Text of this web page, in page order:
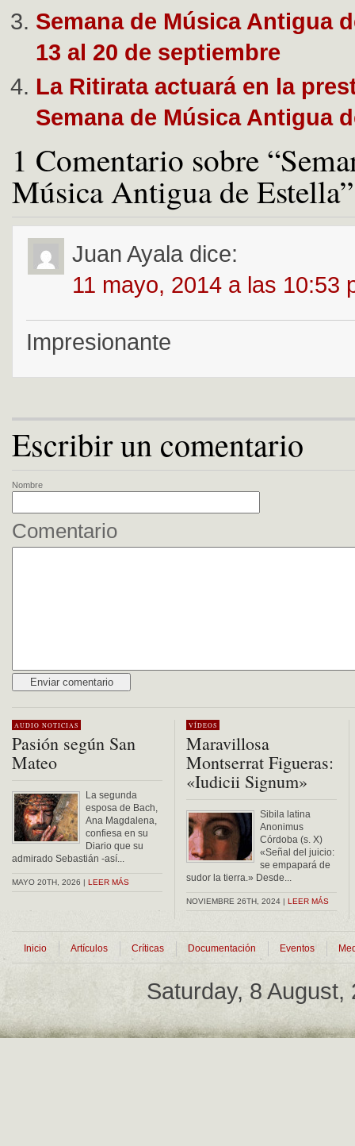
Semana de Música Antigua
13 al 20 de septiembre
La Ritirata actuará en la
Semana de Música Antigua
1 Comentario sobre
Música Antigua de Estella”
Juan Ayala dice:
11 mayo, 2014 a las 10:53
Impresionante
Escribir un comentario
Nombre
Comentario
AUDIO NOTICIAS
Pasión según San
Mateo
La segunda
esposa de Bach,
Ana Magdalena,
confiesa en su
Diario que su
admirado Sebastián -así...
MAYO 20TH, 2026 | LEER MÁS
VÍDEOS
Maravillosa
Montserrat Figueras:
«Iudicii Signum»
Sibila latina
Anonimus
Córdoba (s. X)
«Señal del juicio:
se empapará de
sudor la tierra.» Desde...
NOVIEMBRE 26TH, 2024 | LEER MÁS
Inicio Artículos Críticas Documentación Eventos
Saturday, 8